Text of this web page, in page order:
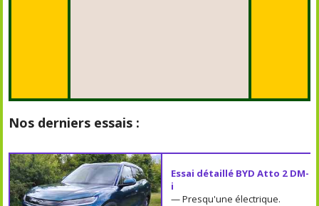
Nos derniers essais :
Essai détaillé BYD Atto 2 DM-
i
— Presqu'une électrique.